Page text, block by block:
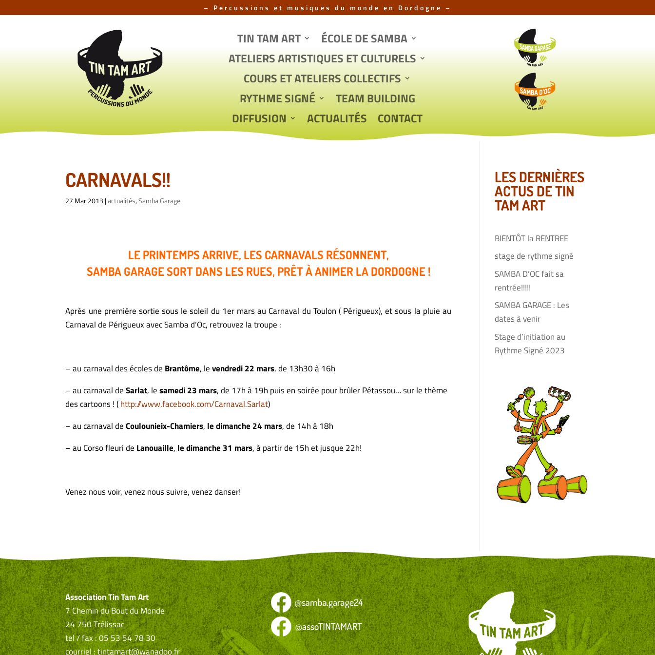
– Percussions et musiques du monde en Dordogne –
TIN TAM ART
ÉCOLE DE SAMBA
ATELIERS ARTISTIQUES ET CULTURELS
COURS ET ATELIERS COLLECTIFS
RYTHME SIGNÉ
TEAM BUILDING
DIFFUSION
ACTUALITÉS CONTACT
CARNAVALS!!
27 Mar 2013 |actualités,Samba Garage
LE PRINTEMPS ARRIVE, LES CARNAVALS RÉSONNENT,
SAMBA GARAGE SORT DANS LES RUES, PRÊT À ANIMER LA DORDOGNE !
Après une première sortie sous le soleil du 1er mars au Carnaval du Toulon ( Périgueux), et sous la pluie au
Carnaval de Périgueux avec Samba d’Oc, retrouvez la troupe :
– au carnaval des écoles de Brantôme, levendredi 22 mars, de 13h30 à 16h
– au carnaval deSarlat, lesamedi 23 mars, de 17h à 19h puis en soirée pour brûler Pétassou… sur le thème
des cartoons !(http://www.facebook.com/Carnaval.Sarlat)
– au carnaval deCoulounieix-Chamiers, le dimanche 24 mars, de 14h à 18h
– au Corso fleuri de Lanouaille, le dimanche 31 mars, à partir de 15h et jusque 22h!
Venez nous voir, venez nous suivre, venez danser!
LES DERNIÈRES
ACTUS DE TIN
TAM ART
BIENTÔT la RENTREE
stage de rythme signé
SAMBA D’OC fait sa
rentrée!!!!!
SAMBA GARAGE : Les
dates à venir
Stage d’initiation au
Rythme Signé 2023
Association Tin Tam Art
7 Chemin du Bout du Monde
24 750 Trélissac
tel / fax : 05 53 54 78 30
courriel : tintamart@wanadoo.fr